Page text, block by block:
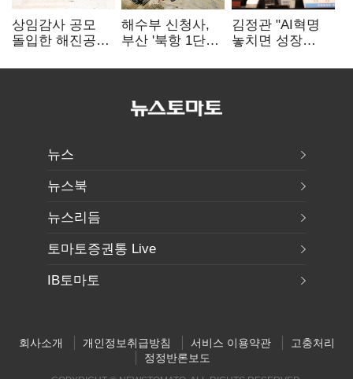
상임감사 공모
돌입한 해진공
한층 강화"
해수부 신청사,
부산 '북항 1단계'
완공 목표
김정관 "AI혁명
놓치면 성장
메가프로젝트·
뉴스
뉴스북
뉴스리듬
토마토증권통 Live
IB토마토
회사소개 개인정보취급방침 서비스 이용약관
고충처리
정정반론보도